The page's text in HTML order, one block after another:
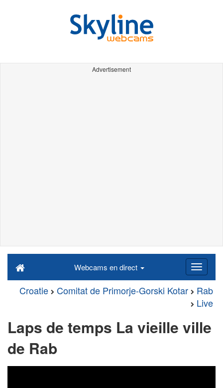
Advertisement
Webcams en direct
Croatie Comitat de Primorje-Gorski Kotar
Rab
Live
Laps de temps La vieille ville
de Rab